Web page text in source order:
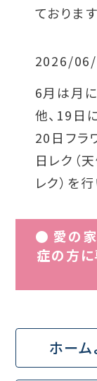
ております
2026/
6月は月
他、19日
20日フラ
日レク（
レク）を行
● 愛の家
症の方
ホーム